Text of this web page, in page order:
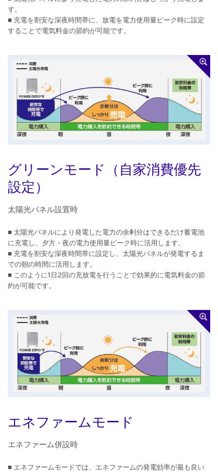
す。
■ 充電を割安な深夜時間帯に、放電を電力使用量ピーク時に設定
することで電気料金の節約が可能です。
グリーンモード（自家消費優先
設定）
太陽光パネル設置時
■ 太陽光パネルにより発電した電力の余剰分はできるだけ蓄電池
に充電し、夕方・夜の電力使用量ピーク時に活用します。
■ 充電を割安な深夜時間帯に設定し、太陽光パネルが発電するま
での朝の時間に活用します。
■ このように1日2回の充放電を行うことで効果的に電気料金の節
約が可能です。
エネファームモード
エネファーム併設時
■ エネファームモードでは、エネファームの発電効率が最も良い